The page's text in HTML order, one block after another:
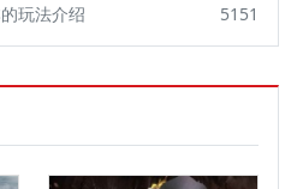
玩法介绍 5151